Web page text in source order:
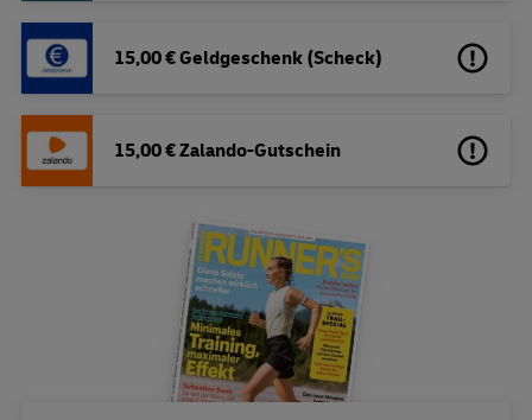
15,00 € Geldgeschenk (Scheck)
15,00 € Zalando-Gutschein